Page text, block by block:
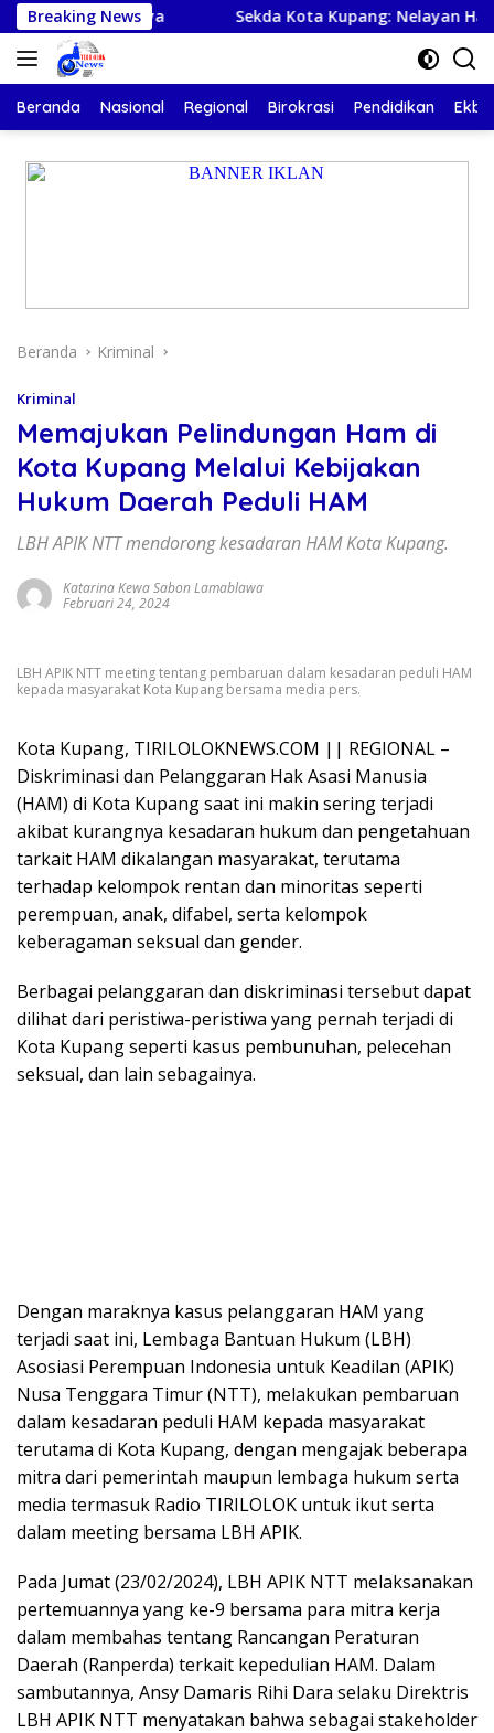
Langsung
ke
konten
Breaking News
Budaya Sekda Kota Kupang: Nelayan Harus
Beranda Nasional Regional Birokrasi Pendidikan Ekbis
Beranda Kriminal
Kriminal
Memajukan Pelindungan Ham di
Kota Kupang Melalui Kebijakan
Hukum Daerah Peduli HAM
LBH APIK NTT mendorong kesadaran HAM Kota Kupang.
Katarina Kewa Sabon Lamablawa
Februari 24, 2024
LBH APIK NTT meeting tentang pembaruan dalam kesadaran peduli HAM
kepada masyarakat Kota Kupang bersama media pers.
Kota Kupang, TIRILOLOKNEWS.COM || REGIONAL –
Diskriminasi dan Pelanggaran Hak Asasi Manusia
(HAM) di Kota Kupang saat ini makin sering terjadi
akibat kurangnya kesadaran hukum dan pengetahuan
tarkait HAM dikalangan masyarakat, terutama
terhadap kelompok rentan dan minoritas seperti
perempuan, anak, difabel, serta kelompok
keberagaman seksual dan gender.
Berbagai pelanggaran dan diskriminasi tersebut dapat
dilihat dari peristiwa-peristiwa yang pernah terjadi di
Kota Kupang seperti kasus pembunuhan, pelecehan
seksual, dan lain sebagainya.
Dengan maraknya kasus pelanggaran HAM yang
terjadi saat ini, Lembaga Bantuan Hukum (LBH)
Asosiasi Perempuan Indonesia untuk Keadilan (APIK)
Nusa Tenggara Timur (NTT), melakukan pembaruan
dalam kesadaran peduli HAM kepada masyarakat
terutama di Kota Kupang, dengan mengajak beberapa
mitra dari pemerintah maupun lembaga hukum serta
media termasuk Radio TIRILOLOK untuk ikut serta
dalam meeting bersama LBH APIK.
Pada Jumat (23/02/2024), LBH APIK NTT melaksanakan
pertemuannya yang ke-9 bersama para mitra kerja
dalam membahas tentang Rancangan Peraturan
Daerah (Ranperda) terkait kepedulian HAM. Dalam
sambutannya, Ansy Damaris Rihi Dara selaku Direktris
LBH APIK NTT menyatakan bahwa sebagai stakeholder